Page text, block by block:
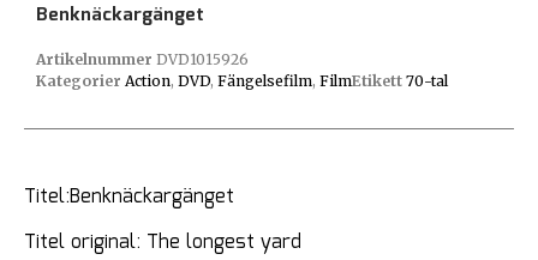
Benknäckargänget
Artikelnummer DVD1015926
Kategorier Action, DVD, Fängelsefilm, FilmEtikett 70-tal
Titel:Benknäckargänget
Titel original: The longest yard